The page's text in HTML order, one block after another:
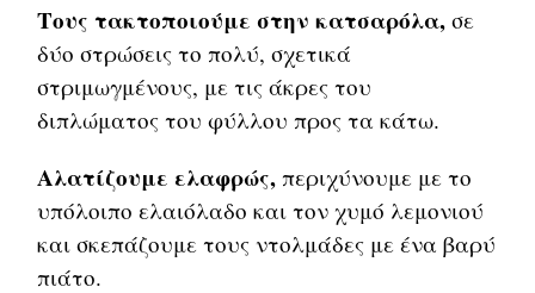
Τους τακτοποιούμε στην κατσαρόλα, σε
δύο στρώσεις το πολύ, σχετικά
στριμωγμένους, με τις άκρες του
διπλώματος του φύλλου προς τα κάτω.
Αλατίζουμε ελαφρώς, περιχύνουμε με το
υπόλοιπο ελαιόλαδο και τον χυμό λεμονιού
και σκεπάζουμε τους ντολμάδες με ένα βαρύ
πιάτο.